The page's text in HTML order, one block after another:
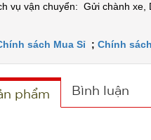
vụ vận chuyển: Gửi chành
sách Mua Sỉ ; Chính
phẩm Bình luận